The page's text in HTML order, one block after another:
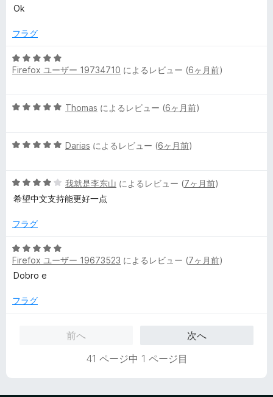
評
階
5
評
価
Ok
フラグ
5
段
5
価
Firefox ユーザー 19734710 によるレビュー (6ヶ月前)
5
中
評
価
Thomas によるレビュー (6ヶ月前)
5
中
5
評
Darias によるレビュー (6ヶ月前)
5
段
中
の
評
価
我就是李东山 によるレビュー (7ヶ月前)
希望中文支持能更好一点
フラグ
5
段
階
5
Firefox ユーザー 19673523 によるレビュー (7ヶ月前)
Dobro e
フラグ
前へ
次へ
41 ページ中 1 ページ目